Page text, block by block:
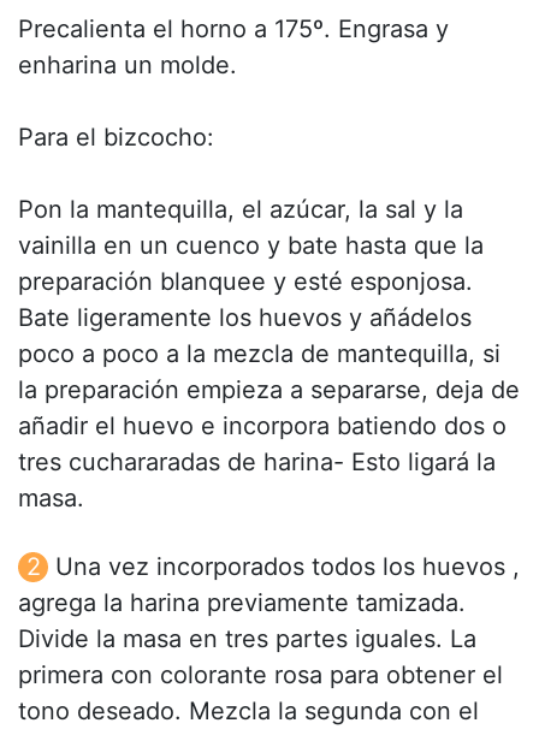
Precalienta el horno a 175º. Engrasa y
enharina un molde.
Para el bizcocho:
Pon la mantequilla, el azúcar, la sal y la
vainilla en un cuenco y bate hasta que la
preparación blanquee y esté esponjosa.
Bate ligeramente los huevos y añádelos
poco a poco a la mezcla de mantequilla, si
la preparación empieza a separarse, deja de
añadir el huevo e incorpora batiendo dos o
tres cuchararadas de harina- Esto ligará la
masa.
Una vez incorporados todos los huevos ,
agrega la harina previamente tamizada.
Divide la masa en tres partes iguales. La
primera con colorante rosa para obtener el
tono deseado. Mezcla la segunda con el